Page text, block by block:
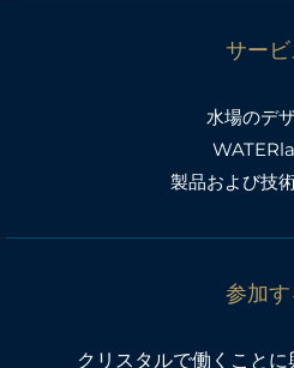
サービ
水場のデ
製品および技
参加す
クリスタルで働くこと